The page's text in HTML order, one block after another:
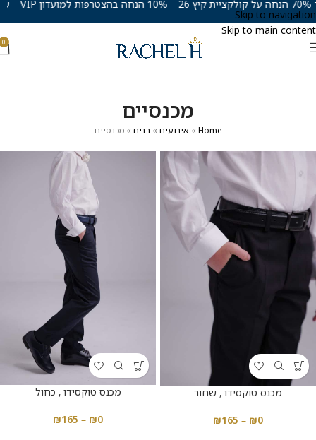
Skip to navigation
Skip to main content
0
מכנסיים
Home
» אירועים » בנים »מכנסיים
מכנס טוקסידו , שחור
₪0
–
₪165
מכנס טוקסידו , כחול
₪0
–
₪165
10% הנחה בהצטרפות למועדון VIP עד 70% הנחה על קולקציית קיץ 26